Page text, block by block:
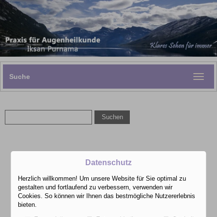
Suche
Toggle
Datenschutz
Herzlich willkommen! Um unsere Website für Sie optimal zu
gestalten und fortlaufend zu verbessern, verwenden wir
Cookies. So können wir Ihnen das bestmögliche Nutzererlebnis
bieten.